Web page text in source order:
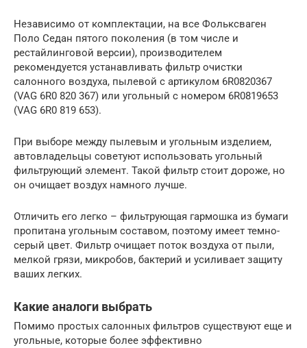
Независимо от комплектации, на все Фольксваген
Поло Седан пятого поколения (в том числе и
рестайлинговой версии), производителем
рекомендуется устанавливать фильтр очистки
салонного воздуха, пылевой с артикулом 6R0820367
(VAG 6R0 820 367) или угольный с номером 6R0819653
(VAG 6R0 819 653).
При выборе между пылевым и угольным изделием,
автовладельцы советуют использовать угольный
фильтрующий элемент. Такой фильтр стоит дороже, но
он очищает воздух намного лучше.
Отличить его легко – фильтрующая гармошка из бумаги
пропитана угольным составом, поэтому имеет темно-
серый цвет. Фильтр очищает поток воздуха от пыли,
мелкой грязи, микробов, бактерий и усиливает защиту
ваших легких.
Какие аналоги выбрать
Помимо простых салонных фильтров существуют еще и
угольные, которые более эффективно